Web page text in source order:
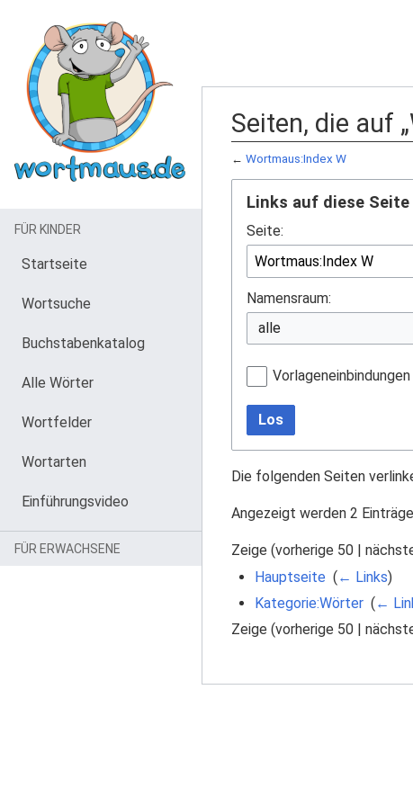
Seiten, die auf
← Wortmaus:Index W
Links auf diese Seite
Seite:
Namensraum:
Los
Die folgenden Seiten
Angezeigt werden 2
Zeige (vorherige 50 |
Hauptseite (← Links)
Kategorie:Wörter‎ (←
Zeige (vorherige 50 |
FÜR KINDER
Startseite
Wortsuche
Buchstabenkatalog
Alle Wörter
Wortfelder
Wortarten
Einführungsvideo
FÜR ERWACHSENE